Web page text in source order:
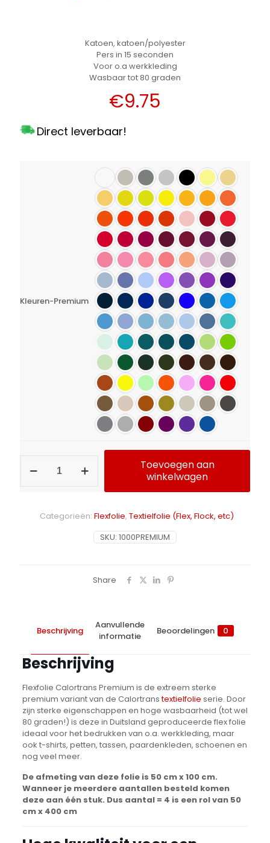
Katoen, katoen/polyester
Pers in 15 seconden
Voor o.a werkkleding
Wasbaar tot 80 graden
€9.75
Direct leverbaar!
Kleuren-Premium
Calortrans
Toevoegen aan
winkelwagen
SKU: 1000PREMIUM
Categorieën: Flexfolie, Textielfolie (Flex, Flock, etc)
Share
Beschrijving
Aanvullende
informatie
Beoordelingen 0
Beschrijving
Flexfolie Calortrans Premium is de extreem sterke
premium variant van de Calortranstextielfolie serie. Door
zijn sterke eigenschappen en hoge wasbaarheid (tot wel
80 graden!) is deze in Duitsland geproduceerde flex folie
ideaal voor het bedrukken van o.a. werkkleding, maar
ook t-shirts, petten, tassen, paardenkleden, schoenen en
nog veel meer.
De afmeting van deze folie is 50 cm x 100 cm.
Wanneer je meerdere aantallen besteld komen
deze aan één stuk. Dus aantal = 4 is een rol van 50
cm x 400 cm